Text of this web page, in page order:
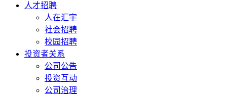
人才招聘
人在汇宇
社会招聘
校园招聘
投资者关系
公司公告
投资互动
公司治理